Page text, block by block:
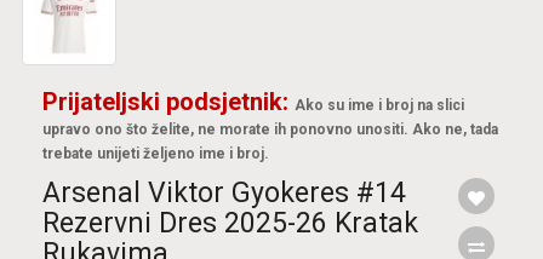
Prijateljski podsjetnik: Ako su ime i broj na slici
upravo ono što želite, ne morate ih ponovno unositi. Ako ne, tada
trebate unijeti željeno ime i broj.
Arsenal Viktor Gyokeres #14
Rezervni Dres 2025-26 Kratak